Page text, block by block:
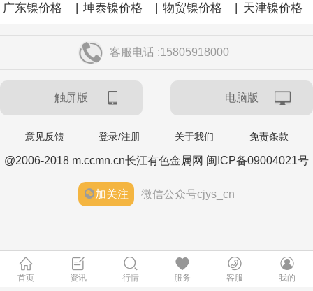
广东镍价格 | 坤泰镍价格 | 物贸镍价格 | 天津镍价格
客服电话 :15805918000
触屏版 电脑版
意见反馈 登录/注册 关于我们 免责条款
@2006-2018 m.ccmn.cn长江有色金属网 闽ICP备09004021号
加关注 微信公众号cjys_cn
首页 资讯 行情 服务 客服 我的